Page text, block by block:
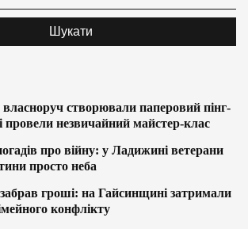
створювали паперовий пінг-
провели незвичайний майстер-клас
про війну: у Ладижині ветерани
просто неба
гроші: на Гайсинщині затримали
конфлікту